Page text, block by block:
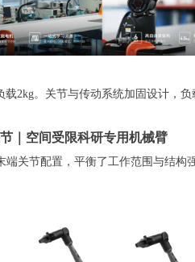
2kg。关节与传动系统加固设计，
｜空间受限科研专用机械臂
关节配置，平衡了工作范围与结